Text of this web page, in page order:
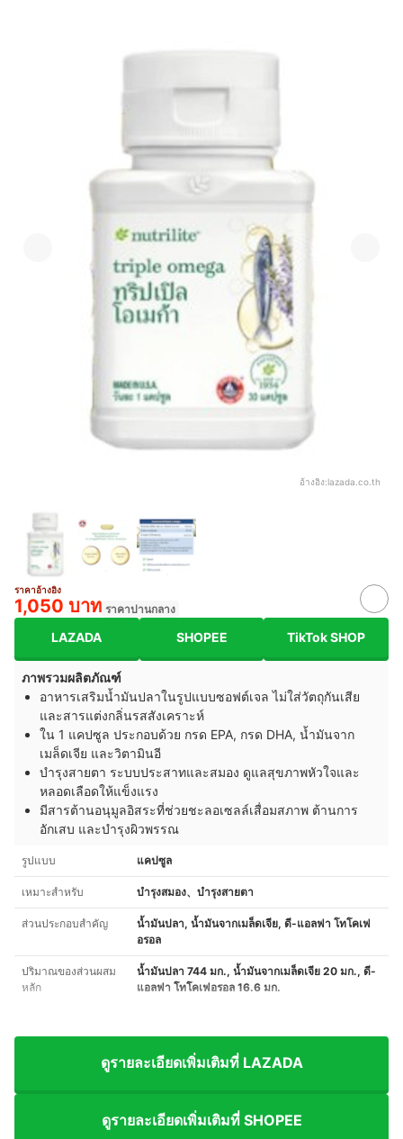
อ้างอิง:lazada.co.th
ราคาอ้างอิง
1,050 บาท ราคาปานกลาง
LAZADA SHOPEE TikTok SHOP
ภาพรวมผลิตภัณฑ์
อาหารเสริมน้ำมันปลาในรูปแบบซอฟต์เจล ไม่ใส่วัตถุกันเสีย
และสารแต่งกลิ่นรสสังเคราะห์
ใน 1 แคปซูล ประกอบด้วย กรด EPA, กรด DHA, น้ำมันจาก
เมล็ดเจีย และวิตามินอี
บำรุงสายตา ระบบประสาทและสมอง ดูแลสุขภาพหัวใจและ
หลอดเลือดให้แข็งแรง
มีสารต้านอนุมูลอิสระที่ช่วยชะลอเซลล์เสื่อมสภาพ ต้านการ
อักเสบ และบำรุงผิวพรรณ
รูปแบบ แคปซูล
เหมาะสำหรับ บำรุงสมอง、บำรุงสายตา
ส่วนประกอบสำคัญ
น้ำมันปลา, น้ำมันจากเมล็ดเจีย, ดี-แอลฟา โทโคเฟ
อรอล
ปริมาณของส่วนผสม
หลัก
น้ำมันปลา 744 มก., น้ำมันจากเมล็ดเจีย 20 มก., ดี-
แอลฟา โทโคเฟอรอล 16.6 มก.
ดูรายละเอียดเพิ่มเติมที่ LAZADA
ดูรายละเอียดเพิ่มเติมที่ SHOPEE